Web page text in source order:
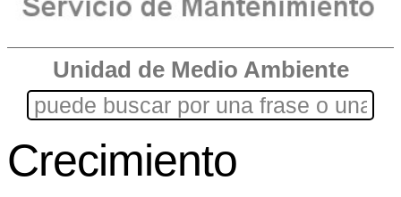
Unidad de Medio Ambiente
Crecimiento